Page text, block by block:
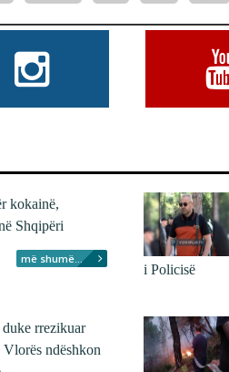
kokainë,
Shqipëri
më shumë...
i Policisë
rrezikuar
Vlorës ndëshkon